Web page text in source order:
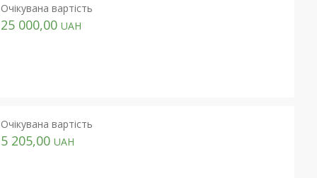
Очікувана вартість
25 000,00 UAH
Очікувана вартість
5 205,00 UAH